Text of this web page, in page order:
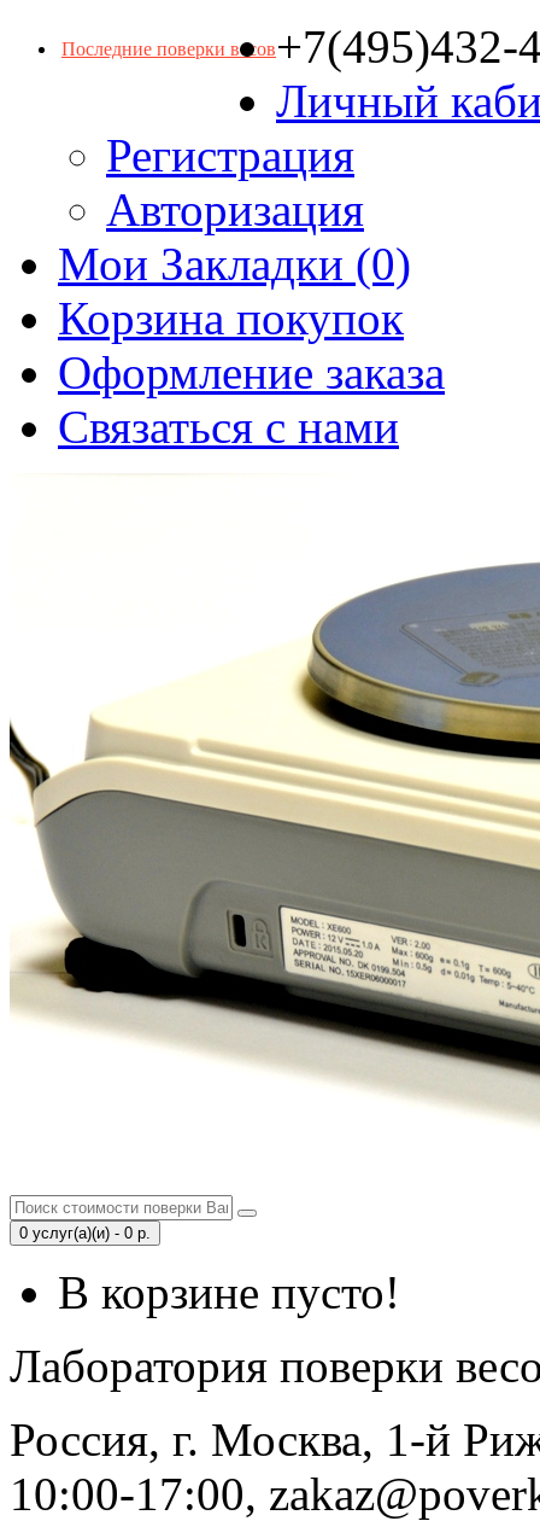
Последние поверки весов+7(495)432-
Личный
Регистрация
Авторизация
Мои Закладки (0)
Корзина покупок
Оформление заказа
Связаться с нами
0 услуг(а)(и) - 0 р.
В корзине пусто!
Лаборатория поверки
Россия, г. Москва, 1-й
10:00-17:00,